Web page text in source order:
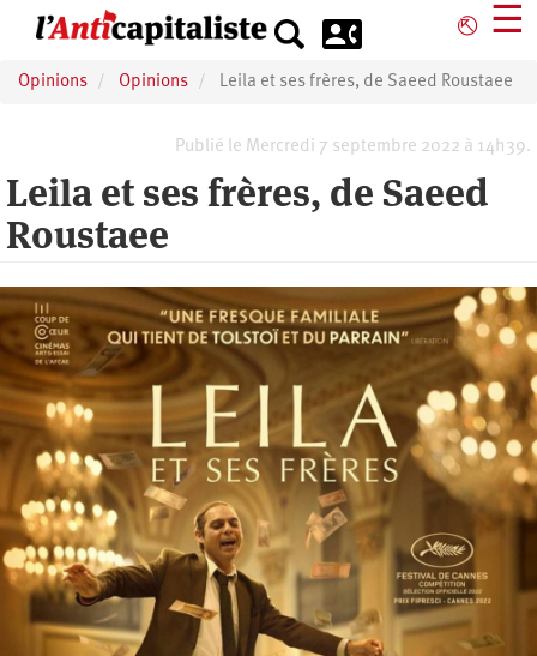
principal
⎋ ☰
Opinions Opinions Leila et ses frères, de Saeed Roustaee
Publié le Mercredi 7 septembre 2022 à 14h39.
Leila et ses frères, de Saeed
Roustaee